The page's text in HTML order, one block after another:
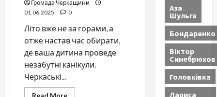
Громада Черкащини
01.06.2025
0
Літо вже не за горами, а
отже настав час обирати,
де ваша дитина проведе
незабутні канікули.
Черкаські...
Read
Аза
Шульга
Бондаренко
Віктор
Синебрюхов
Головківка
Лариса